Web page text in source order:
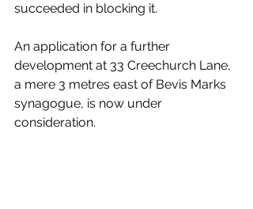
succeeded in blocking it.
An application for a further
development at 33 Creechurch Lane,
a mere 3 metres east of Bevis Marks
synagogue, is now under
consideration.